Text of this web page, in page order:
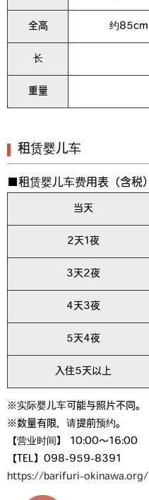
全高 约85cm
长
重量
租赁婴儿车
■租赁婴儿车费用表（含税）
当天
2天1夜
3天2夜
4天3夜
5天4夜
入住5天以上
※实际婴儿车可能与照片不同。
※数量有限，请提前预约。
【营业时间】 10:00～16:00
【TEL】098-959-8391
https://barifuri-okinawa.org/